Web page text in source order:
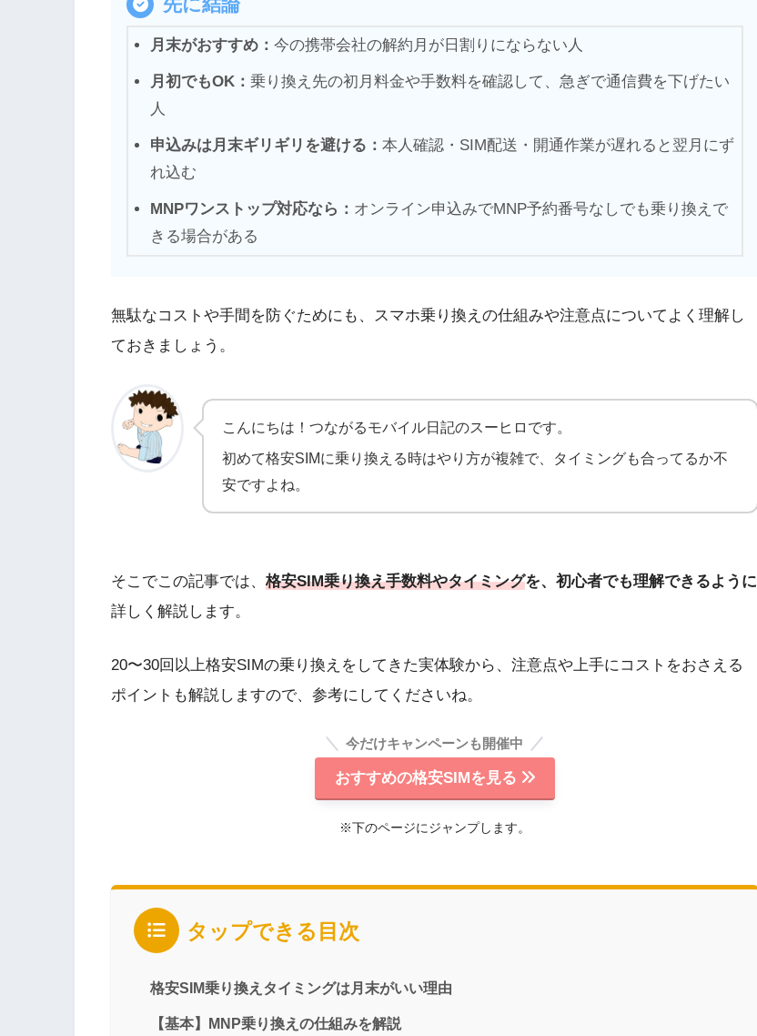
月末がおすすめ：今の携帯会社の解約月が日割りにならない人
月初でもOK：乗り換え先の初月料金や手数料を確認して、急ぎで通信費を下げたい
人
申込みは月末ギリギリを避ける：本人確認・SIM配送・開通作業が遅れると翌月にず
れ込む
MNPワンストップ対応なら： オンライン申込みでMNP予約番号なしでも乗り換えで
きる場合がある
無駄なコストや手間を防ぐためにも、スマホ乗り換えの仕組みや注意点についてよく理解し
ておきましょう。
こんにちは！つながるモバイル日記のスーヒロです。
初めて格安SIMに乗り換える時はやり方が複雑で、タイミングも合ってるか不
安ですよね。
そこでこの記事では、 格安SIM乗り換え手数料やタイミングを、初心者でも理解できるように
詳しく解説します。
20〜30回以上格安SIMの乗り換えをしてきた実体験から、注意点や上手にコストをおさえる
ポイントも解説しますので、参考にしてくださいね。
今だけキャンペーンも開催中
おすすめの格安SIMを見る
※下のページにジャンプします。
タップできる目次
格安SIM乗り換えタイミングは月末がいい理由
【基本】MNP乗り換えの仕組みを解説